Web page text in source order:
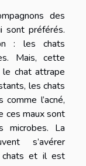
des
sont préférés.
: les chats
Mais, cette
le chat attrape
les chats
l’acné,
ces maux sont
microbes. La
s’avérer
chats et il est